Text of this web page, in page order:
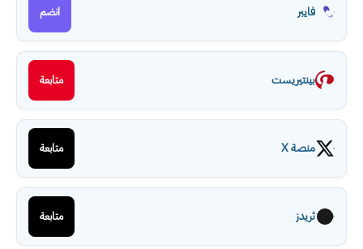
فايبر انضم
بينتيريست متابعة
منصة X متابعة
ثريدز متابعة